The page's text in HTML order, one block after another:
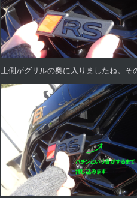
上側がグリルの奥に入りましたね。